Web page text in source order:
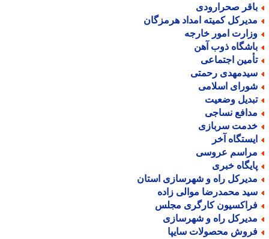
صحرارودی
کمیته امداد هرمزگان
امور خارجه
ذوب آهن
اجتماعی
رحمتی
اسلامی
وضعیت
نساجی
سربازی
آخر
عروسی
خبری
راه و شهرسازی استان
محمدرضا موالی زاده
کارگری مجلس
راه و شهرسازی
محصولات سایپا